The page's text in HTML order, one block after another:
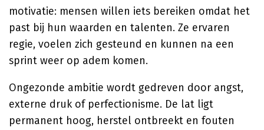
motivatie: mensen willen iets bereiken omdat het
past bij hun waarden en talenten. Ze ervaren
regie, voelen zich gesteund en kunnen na een
sprint weer op adem komen.
Ongezonde ambitie wordt gedreven door angst,
externe druk of perfectionisme. De lat ligt
permanent hoog, herstel ontbreekt en fouten